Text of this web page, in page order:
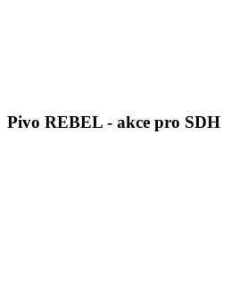
Pivo REBEL - akce pro SDH